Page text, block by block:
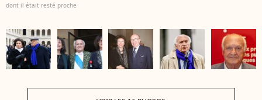
dont il était resté proche